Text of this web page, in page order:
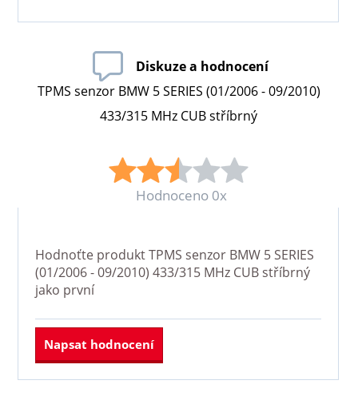
Diskuze a hodnocení
TPMS senzor BMW 5 SERIES (01/2006 - 09/2010)
433/315 MHz CUB stříbrný
Hodnoceno 0x
Hodnoťte produktTPMS senzor BMW 5 SERIES
(01/2006 - 09/2010) 433/315 MHz CUB stříbrný
jako první
Napsat hodnocení